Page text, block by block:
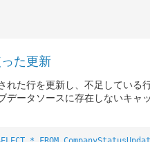
た更新
れた行を更新し、不足している
データソースに存在しないキャ